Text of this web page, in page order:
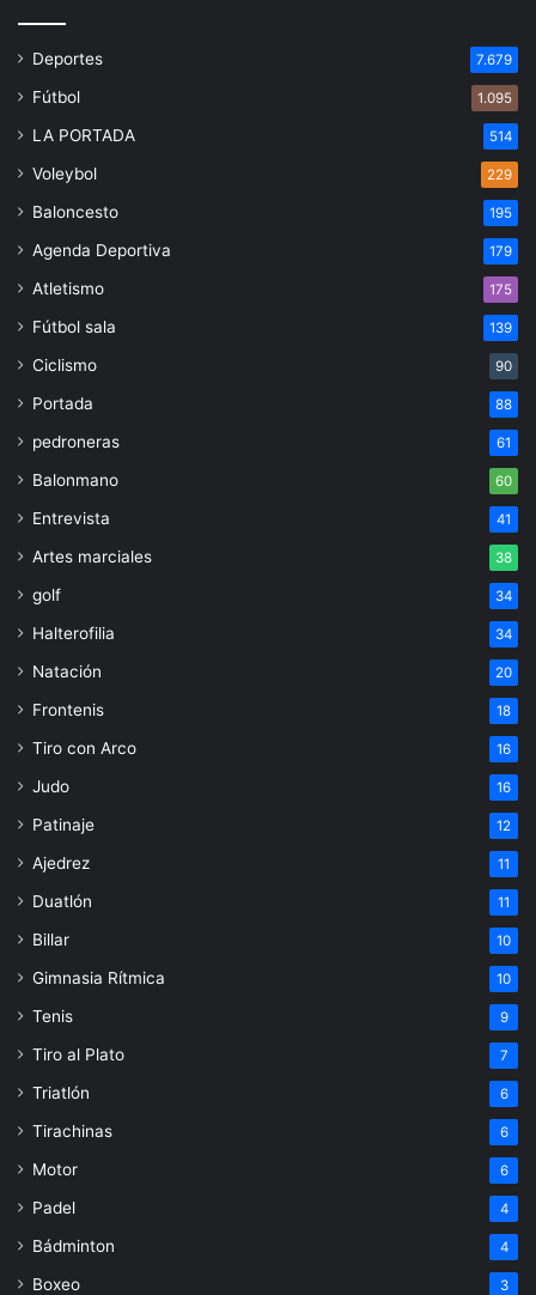
Deportes 7.679
Fútbol 1.095
LA PORTADA 514
Voleybol 229
Baloncesto 195
Agenda Deportiva 179
Atletismo 175
Fútbol sala 139
Ciclismo 90
Portada 88
pedroneras 61
Balonmano 60
Entrevista 41
Artes marciales 38
golf 34
Halterofilia 34
Natación 20
Frontenis 18
Tiro con Arco 16
Judo 16
Patinaje 12
Ajedrez 11
Duatlón 11
Billar 10
Gimnasia Rítmica 10
Tenis 9
Tiro al Plato 7
Triatlón 6
Tirachinas 6
Motor 6
Padel 4
Bádminton 4
Boxeo 3